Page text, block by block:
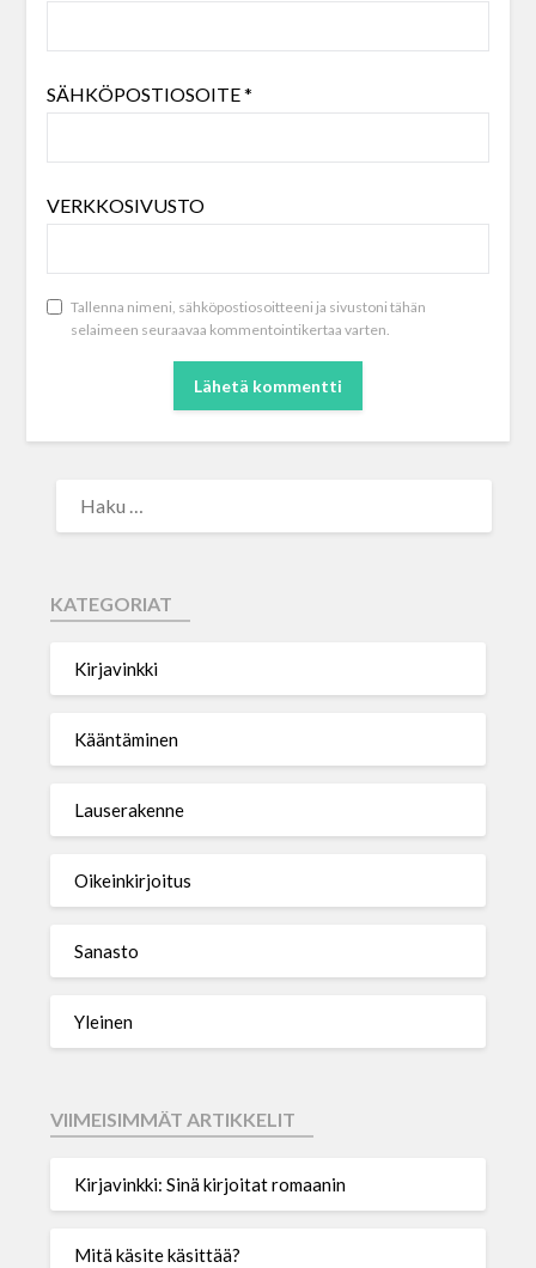
SÄHKÖPOSTIOSOITE*
VERKKOSIVUSTO
Tallenna nimeni, sähköpostiosoitteeni ja sivustoni tähän
selaimeen seuraavaa kommentointikertaa varten.
KATEGORIAT
Kirjavinkki
Kääntäminen
Lauserakenne
Oikeinkirjoitus
Sanasto
Yleinen
VIIMEISIMMÄT ARTIKKELIT
Kirjavinkki: Sinä kirjoitat romaanin
Mitä käsite käsittää?